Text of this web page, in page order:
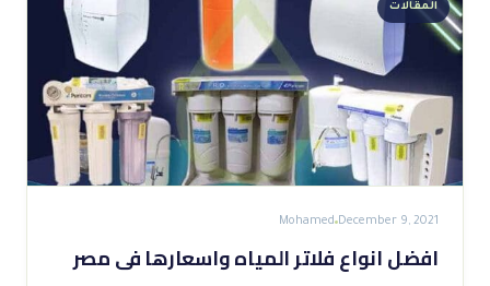
المقالات
December 9, 2021
Mohamed
افضل انواع فلاتر المياه واسعارها فى مصر